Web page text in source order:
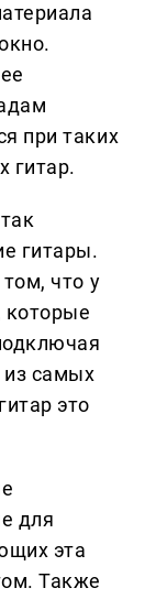
при таких
гитар.
гитары.
что у
которые
из самых
это
для
эта
Также